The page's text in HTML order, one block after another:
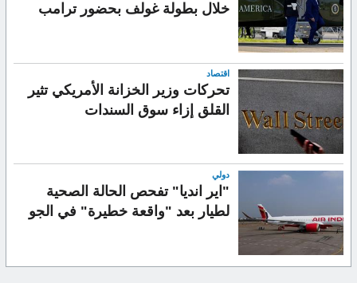
خلال بطولة غولف بحضور ترامب
اقتصاد
تحركات وزير الخزانة الأمريكي تثير
القلق إزاء سوق السندات
دولي
"اير انديا" تفحص الحالة الصحية
لطيار بعد "واقعة خطيرة" في الجو